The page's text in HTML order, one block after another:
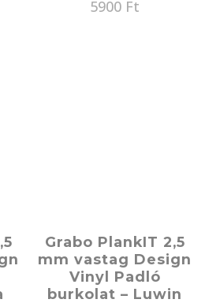
5900 Ft
Grabo PlankIT 2,5
mm vastag Design
Vinyl Padló
burkolat – Luwin